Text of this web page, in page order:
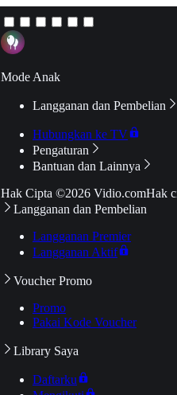
Mode Anak
Langganan dan Pembelian
Hubungkan ke TV
Pengaturan
Bantuan dan Lainnya
Hak Cipta ©2026 Vidio.comHak
Langganan dan Pembelian
Langganan Premier
Langganan Aktif
Voucher Promo
Promo
Pakai Kode Voucher
Library Saya
Daftarku